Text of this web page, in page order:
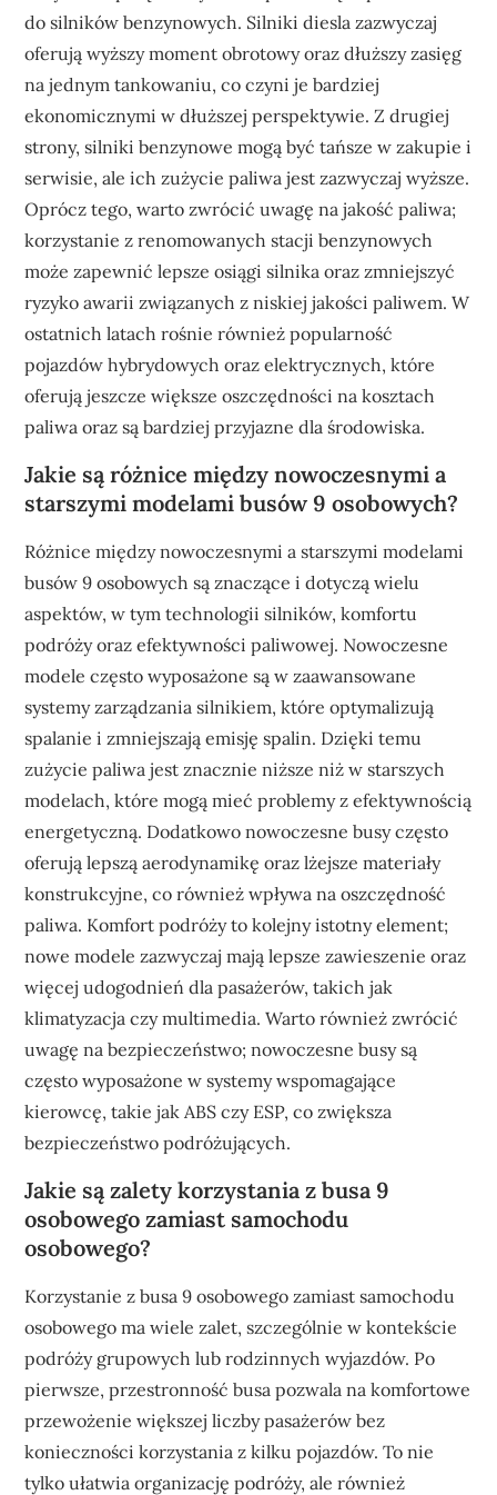
do silników benzynowych. Silniki diesla zazwyczaj
oferują wyższy moment obrotowy oraz dłuższy zasięg
na jednym tankowaniu, co czyni je bardziej
ekonomicznymi w dłuższej perspektywie. Z drugiej
strony, silniki benzynowe mogą być tańsze w zakupie i
serwisie, ale ich zużycie paliwa jest zazwyczaj wyższe.
Oprócz tego, warto zwrócić uwagę na jakość paliwa;
korzystanie z renomowanych stacji benzynowych
może zapewnić lepsze osiągi silnika oraz zmniejszyć
ryzyko awarii związanych z niskiej jakości paliwem. W
ostatnich latach rośnie również popularność
pojazdów hybrydowych oraz elektrycznych, które
oferują jeszcze większe oszczędności na kosztach
paliwa oraz są bardziej przyjazne dla środowiska.
Jakie są różnice między nowoczesnymi a
starszymi modelami busów 9 osobowych?
Różnice między nowoczesnymi a starszymi modelami
busów 9 osobowych są znaczące i dotyczą wielu
aspektów, w tym technologii silników, komfortu
podróży oraz efektywności paliwowej. Nowoczesne
modele często wyposażone są w zaawansowane
systemy zarządzania silnikiem, które optymalizują
spalanie i zmniejszają emisję spalin. Dzięki temu
zużycie paliwa jest znacznie niższe niż w starszych
modelach, które mogą mieć problemy z efektywnością
energetyczną. Dodatkowo nowoczesne busy często
oferują lepszą aerodynamikę oraz lżejsze materiały
konstrukcyjne, co również wpływa na oszczędność
paliwa. Komfort podróży to kolejny istotny element;
nowe modele zazwyczaj mają lepsze zawieszenie oraz
więcej udogodnień dla pasażerów, takich jak
klimatyzacja czy multimedia. Warto również zwrócić
uwagę na bezpieczeństwo; nowoczesne busy są
często wyposażone w systemy wspomagające
kierowcę, takie jak ABS czy ESP, co zwiększa
bezpieczeństwo podróżujących.
Jakie są zalety korzystania z busa 9
osobowego zamiast samochodu
osobowego?
Korzystanie z busa 9 osobowego zamiast samochodu
osobowego ma wiele zalet, szczególnie w kontekście
podróży grupowych lub rodzinnych wyjazdów. Po
pierwsze, przestronność busa pozwala na komfortowe
przewożenie większej liczby pasażerów bez
konieczności korzystania z kilku pojazdów. To nie
tylko ułatwia organizację podróży, ale również